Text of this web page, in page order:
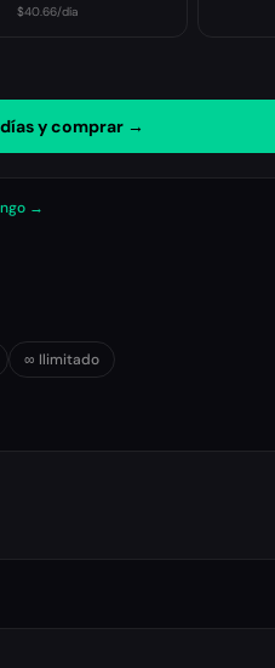
$40.66/día
y comprar →
→
∞ Ilimitado